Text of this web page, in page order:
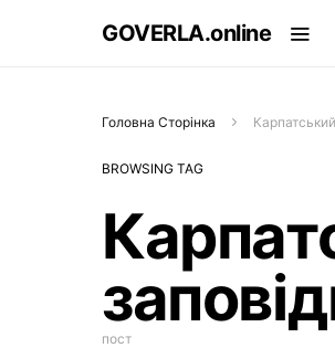
GOVERLA.online
Головна Сторінка
BROWSING TAG
пост